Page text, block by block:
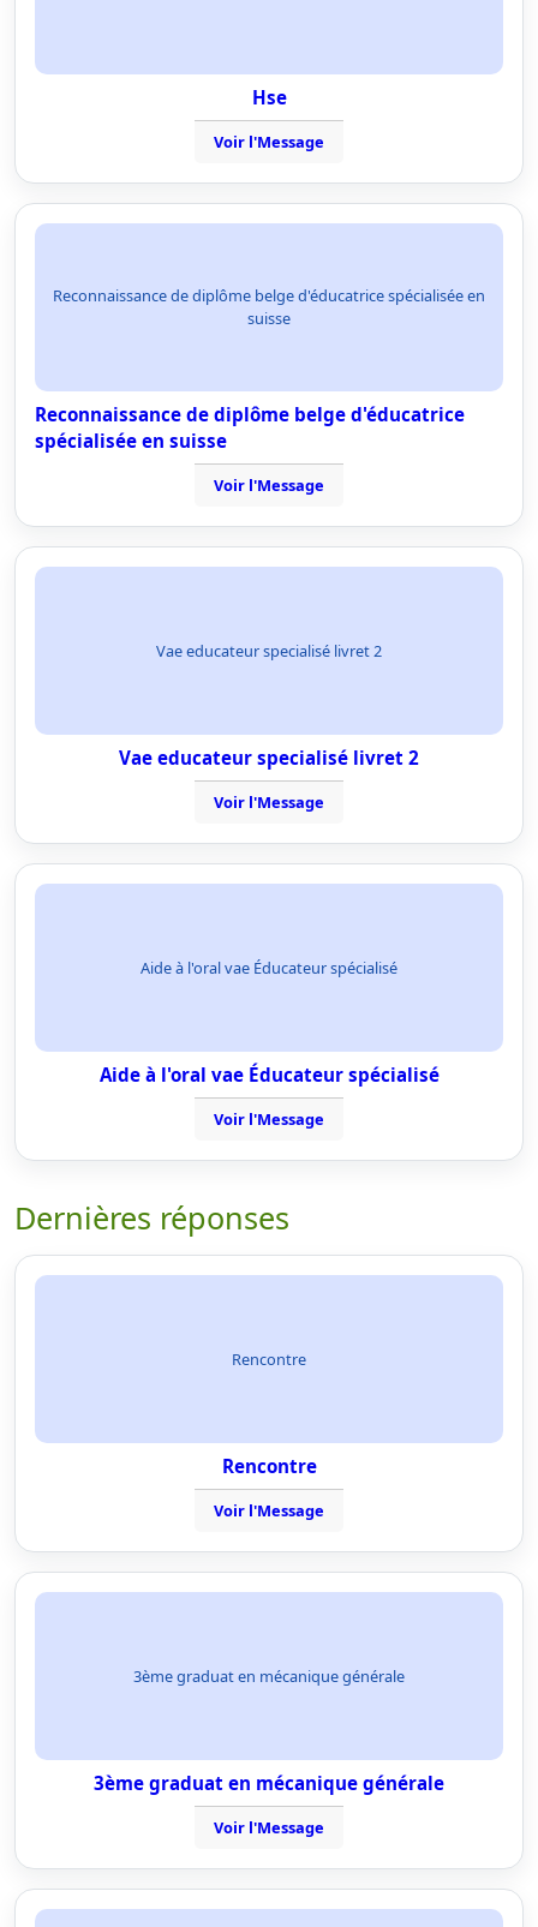
Hse
Voir l'Message
Reconnaissance de diplôme belge d'éducatrice spécialisée en
suisse
Reconnaissance de diplôme belge d'éducatrice
spécialisée en suisse
Voir l'Message
Vae educateur specialisé livret 2
Vae educateur specialisé livret 2
Voir l'Message
Aide à l'oral vae Éducateur spécialisé
Aide à l'oral vae Éducateur spécialisé
Voir l'Message
Dernières réponses
Rencontre
Rencontre
Voir l'Message
3ème graduat en mécanique générale
3ème graduat en mécanique générale
Voir l'Message